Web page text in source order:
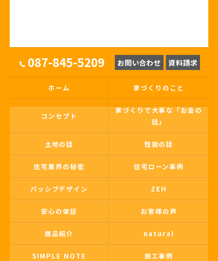
087-845-5209 お問い合わせ 資料請求
ホーム 家づくりのこと
コンセプト
家づくりで大事な「お金の
話」
土地の話 性能の話
住宅業界の秘密 住宅ローン事例
パッシブデザイン ZEH
安心の保証 お客様の声
商品紹介 natural
SIMPLE NOTE 施工事例